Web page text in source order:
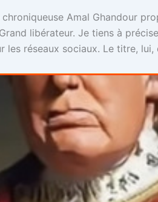
Amal Ghandour
libérateur. Je tiens à
les réseaux sociaux. Le titre,